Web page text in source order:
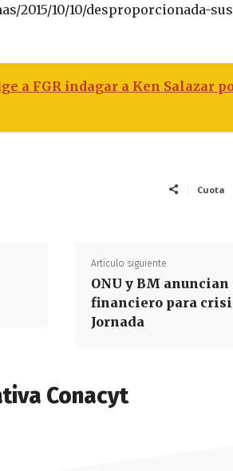
2015/10/10/desproporcionada-
a FGR indagar a Ken Salazar
Cuota
Artículo siguiente
ONU y BM
financiero para
Jornada
Conacyt